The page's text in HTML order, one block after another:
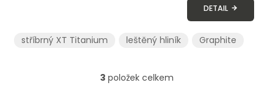
DETAIL
stříbrný XT Titanium leštěný hliník Graphite
O
3položek celkem